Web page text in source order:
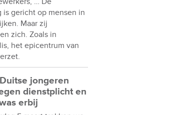
is gericht op mensen in
Maar zij
zich. Zoals in
het epicentrum van
jongeren
dienstplicht en
erbij